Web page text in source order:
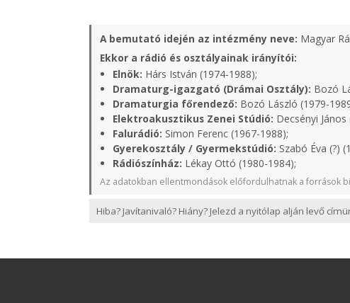
A bemutató idején az intézmény neve: Magyar
Ekkor a rádió és osztályainak irányítói:
Elnök: Hárs István (1974-1988);
Dramaturg-igazgató (Drámai Osztály): Bozó
Dramaturgia főrendező: Bozó László (1979-
Elektroakusztikus Zenei Stúdió: Decsényi
Falurádió: Simon Ferenc (1967-1988);
Gyerekosztály / Gyermekstúdió: Szabó Éva (?)
Rádiószínház: Lékay Ottó (1980-1984);
Az adatokban ellentmondások előfordulhatnak a források
Hiba? Javítanivaló? Hiány? Jelezd a nyitólap alján levő